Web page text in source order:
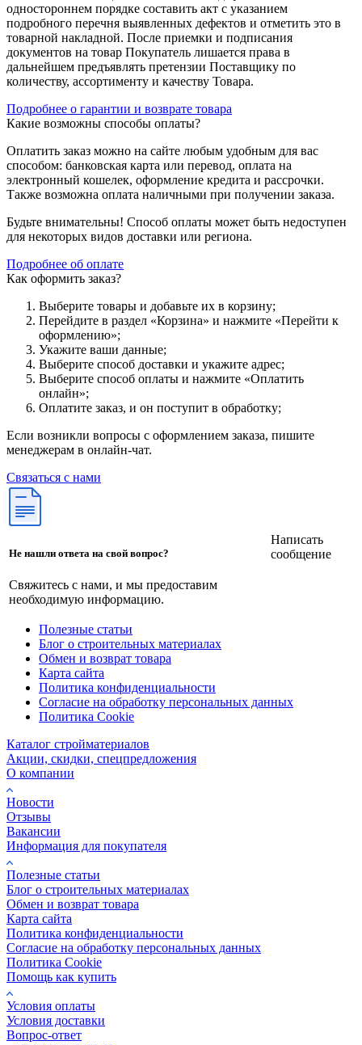
одностороннем порядке составить акт с указанием
подробного перечня выявленных дефектов и отметить это в
товарной накладной. После приемки и подписания
документов на товар Покупатель лишается права в
дальнейшем предъявлять претензии Поставщику по
количеству, ассортименту и качеству Товара.
Подробнее о гарантии и возврате товара
Какие возможны способы оплаты?
Оплатить заказ можно на сайте любым удобным для вас
способом: банковская карта или перевод, оплата на
электронный кошелек, оформление кредита и рассрочки.
Также возможна оплата наличными при получении заказа.
Будьте внимательны! Способ оплаты может быть недоступен
для некоторых видов доставки или региона.
Подробнее об оплате
Как оформить заказ?
Выберите товары и добавьте их в корзину;
Перейдите в раздел «Корзина» и нажмите «Перейти к
оформлению»;
Укажите ваши данные;
Выберите способ доставки и укажите адрес;
Выберите способ оплаты и нажмите «Оплатить
онлайн»;
Оплатите заказ, и он поступит в обработку;
Если возникли вопросы с оформлением заказа, пишите
менеджерам в онлайн-чат.
Связаться с нами
Не нашли ответа на свой вопрос?
Свяжитесь с нами, и мы предоставим
необходимую информацию.
Написать
сообщение
Полезные статьи
Блог о строительных материалах
Обмен и возврат товара
Карта сайта
Политика конфиденциальности
Согласие на обработку персональных данных
Политика Cookie
Каталог стройматериалов
Акции, скидки, спецпредложения
О компании
Новости
Отзывы
Вакансии
Информация для покупателя
Полезные статьи
Блог о строительных материалах
Обмен и возврат товара
Карта сайта
Политика конфиденциальности
Согласие на обработку персональных данных
Политика Cookie
Помощь как купить
Условия оплаты
Условия доставки
Вопрос-ответ